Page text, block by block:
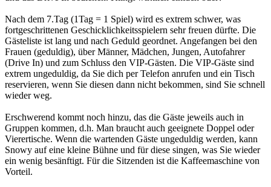
Nach dem 7.Tag (1Tag = 1 Spiel) wird es extrem schwer, was
fortgeschrittenen Geschicklichkeitsspielern sehr freuen dürfte. Die
Gästeliste ist lang und nach Geduld geordnet. Angefangen bei den
Frauen (geduldig), über Männer, Mädchen, Jungen, Autofahrer
(Drive In) und zum Schluss den VIP-Gästen. Die VIP-Gäste sind
extrem ungeduldig, da Sie dich per Telefon anrufen und ein Tisch
reservieren, wenn Sie diesen dann nicht bekommen, sind Sie schnell
wieder weg.
Erschwerend kommt noch hinzu, das die Gäste jeweils auch in
Gruppen kommen, d.h. Man braucht auch geeignete Doppel oder
Vierertische. Wenn die wartenden Gäste ungeduldig werden, kann
Snowy auf eine kleine Bühne und für diese singen, was Sie wieder
ein wenig besänftigt. Für die Sitzenden ist die Kaffeemaschine von
Vorteil.